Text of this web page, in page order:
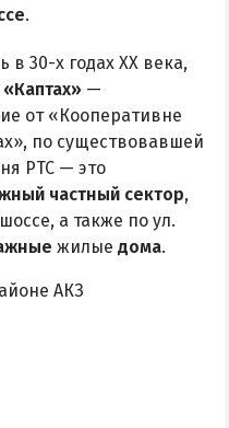
.
в 30-х годах XX века,
«Каптах» —
от «Кооперативне
по существовавшей
РТС — это
частный сектор,
а также по ул.
жилые дома.